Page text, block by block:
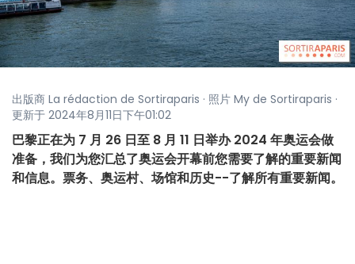
出版商 La rédaction de Sortiraparis · 照片 My de Sortiraparis ·
更新于 2024年8月11日下午01:02
巴黎正在为 7 月 26 日至 8 月 11 日举办 2024 年奥运会做
准备，我们为您汇总了奥运会开幕前您需要了解的重要新闻
和信息。票务、奥运村、场馆和历史--了解所有重要新闻。